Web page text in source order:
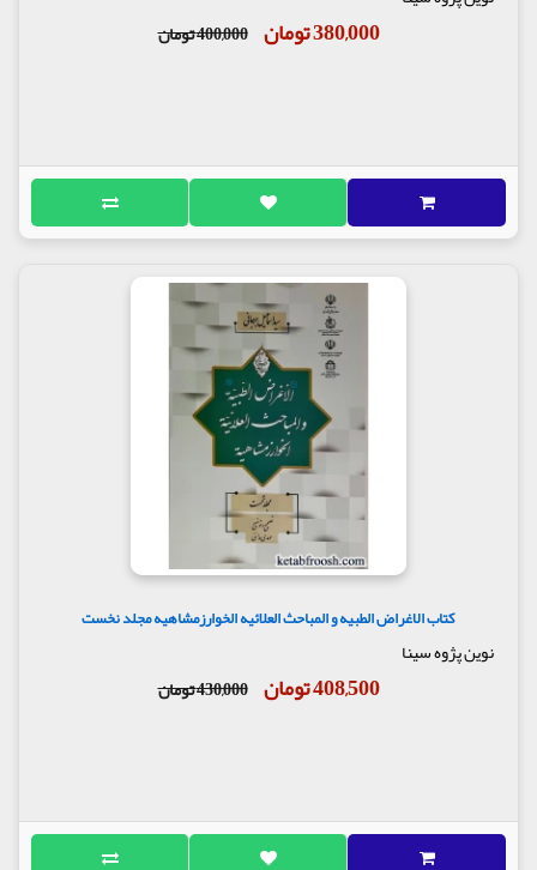
380,000 تومان 400,000 تومان
کتاب الاغراض الطبیه و المباحث العلائیه الخوارزمشاهیه مجلد نخست
نوین پژوه سینا
408,500 تومان 430,000 تومان